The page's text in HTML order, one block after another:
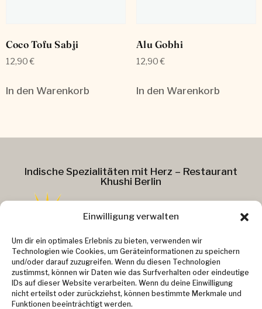
Einwilligung verwalten
Um dir ein optimales Erlebnis zu bieten, verwenden wir
Technologien wie Cookies, um Geräteinformationen zu speichern
und/oder darauf zuzugreifen. Wenn du diesen Technologien
zustimmst, können wir Daten wie das Surfverhalten oder eindeutige
IDs auf dieser Website verarbeiten. Wenn du deine Einwilligung
nicht erteilst oder zurückziehst, können bestimmte Merkmale und
Funktionen beeinträchtigt werden.
Coco Tofu Sabji
12,90€
In den Warenkorb
Alu Gobhi
12,90€
In den Warenkorb
Indische Spezialitäten mit Herz – Restaurant
Khushi Berlin
Addresse :
Kollwitzstr. 37
10405 Berlin
Kontakt :
Email: info@khushi-berlin.de